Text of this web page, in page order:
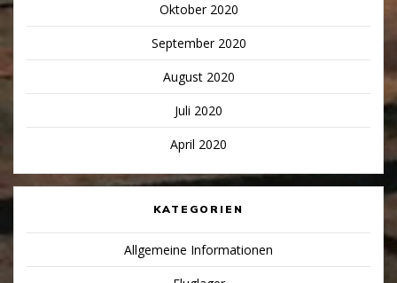
Oktober 2020
September 2020
August 2020
Juli 2020
April 2020
KATEGORIEN
Allgemeine Informationen